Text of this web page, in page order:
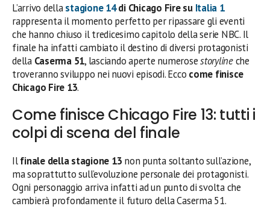
L’arrivo dellastagione 14di Chicago Fire suItalia 1
rappresenta il momento perfetto per ripassare gli eventi
che hanno chiuso il tredicesimo capitolo della serie NBC. Il
finale ha infatti cambiato il destino di diversi protagonisti
della Caserma 51, lasciando aperte numerosestorylineche
troveranno sviluppo nei nuovi episodi. Ecco come finisce
Chicago Fire 13.
Come finisce Chicago Fire 13: tutti i
colpi di scena del finale
Ilfinale della stagione 13 non punta soltanto sull’azione,
ma soprattutto sull’evoluzione personale dei protagonisti.
Ogni personaggio arriva infatti ad un punto di svolta che
cambierà profondamente il futuro della Caserma 51.